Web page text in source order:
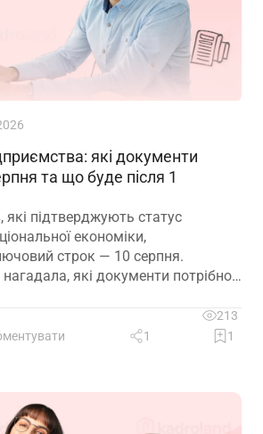
які документи
та що буде після 1
підтверджують статус
економіки,
строк — 10 серпня.
які документи потрібно
які не встигнуть підтвердити
213
1 1